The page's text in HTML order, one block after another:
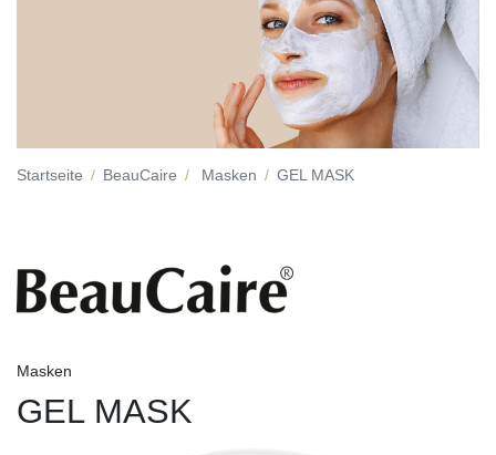
Startseite BeauCaire Masken GEL MASK
Masken
GEL MASK